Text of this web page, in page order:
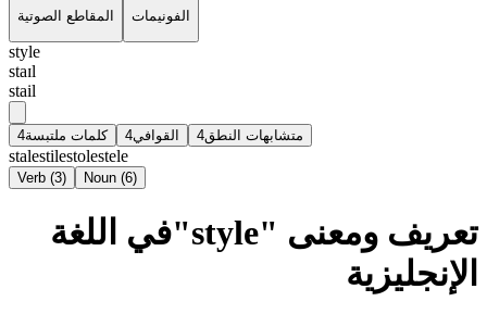
المقاطع الصوتية الفونيمات
style
staɪl
stail
كلمات ملتبسة4 القوافي4 متشابهات النطق4
stalestilestolestele
Verb (3) Noun (6)
تعريف ومعنى "style"في اللغة
الإنجليزية